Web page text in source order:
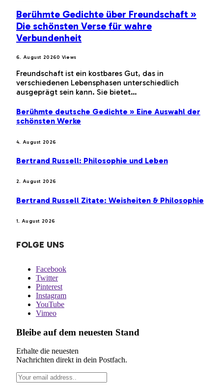
Berühmte Gedichte über Freundschaft »
Die schönsten Verse für wahre
Verbundenheit
6. August 20260 Views
Freundschaft ist ein kostbares Gut, das in
verschiedenen Lebensphasen unterschiedlich
ausgeprägt sein kann. Sie bietet…
Berühmte deutsche Gedichte » Eine Auswahl der
schönsten Werke
4. August 2026
Bertrand Russell: Philosophie und Leben
2. August 2026
Bertrand Russell Zitate: Weisheiten & Philosophie
1. August 2026
FOLGE UNS
Facebook
Twitter
Pinterest
Instagram
YouTube
Vimeo
Bleibe auf dem neuesten Stand
Erhalte die neuesten
Nachrichten direkt in dein Postfach.